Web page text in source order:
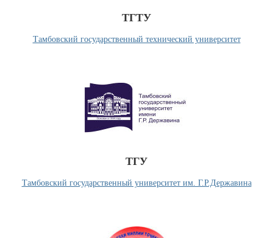
ТГТУ
Тамбовский государственный технический университет
ТГУ
Тамбовский государственный университет им. Г.Р.Державина
Крутить